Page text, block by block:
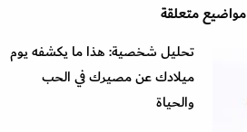
مواضيع متعلقة
تحليل شخصية: هذا ما يكشفه يوم
ميلادك عن مصيرك في الحب
والحياة